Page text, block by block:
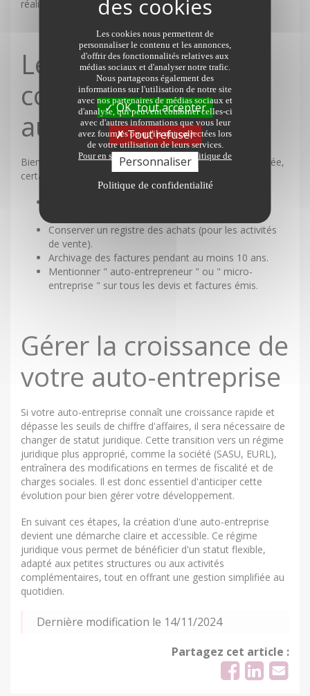
réalisé.
Les obligations
comptables d'une
auto-entreprise
Bien que la comptabilité d'une auto-entreprise soit allégée,
certaines obligations demeurent :
Conserver un registre des achats (pour les activités
de vente).
Archivage des factures pendant au moins 10 ans.
Mentionner " auto-entrepreneur " ou " micro-
entreprise " sur tous les devis et factures émis.
Gérer la croissance de
votre auto-entreprise
Si votre auto-entreprise connaît une croissance rapide et
dépasse les seuils de chiffre d'affaires, il sera nécessaire de
changer de statut juridique. Cette transition vers un régime
juridique plus approprié, comme la société (SASU, EURL),
entraînera des modifications en termes de fiscalité et de
charges sociales. Il est donc essentiel d'anticiper cette
évolution pour bien gérer votre développement.
En suivant ces étapes, la création d'une auto-entreprise
devient une démarche claire et accessible. Ce régime
juridique vous permet de bénéficier d'un statut flexible,
adapté aux petites structures ou aux activités
complémentaires, tout en offrant une gestion simplifiée au
quotidien.
Dernière modification le 14/11/2024
Partagez cet article :
Les cookies nous permettent de
personnaliser le contenu et les annonces,
d'offrir des fonctionnalités relatives aux
médias sociaux et d'analyser notre trafic.
Nous partageons également des
informations sur l'utilisation de notre site
avec nos partenaires de médias sociaux et
d'analyse, qui peuvent combiner celles-ci
avec d'autres informations que vous leur
avez fournies ou qu'ils ont collectées lors
de votre utilisation de leurs services.
Pour en savoir plus sur notre politique de
protection des données
OK, tout accepter
Tout refuser
Personnaliser
Politique de confidentialité